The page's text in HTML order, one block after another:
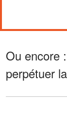
Ou encore
perpétuer